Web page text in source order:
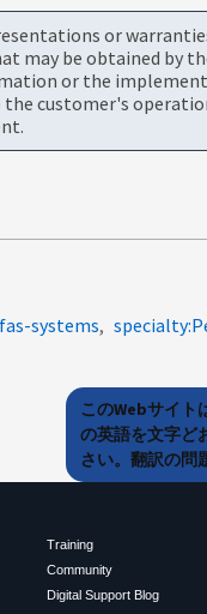
or
may be obtained by
or the
customer's
systems
このWebサイト
の英語を文字ど
さい。翻訳の問
Training
Community
Digital Support Blog